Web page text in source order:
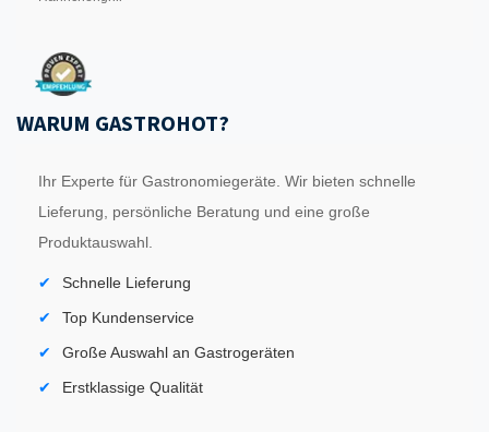
WARUM GASTROHOT?
Ihr Experte für Gastronomiegeräte. Wir bieten schnelle
Lieferung, persönliche Beratung und eine große
Produktauswahl.
Schnelle Lieferung
Top Kundenservice
Große Auswahl an Gastrogeräten
Erstklassige Qualität